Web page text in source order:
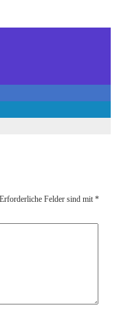
Erforderliche Felder sind mit *